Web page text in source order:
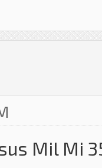
Mil Mi